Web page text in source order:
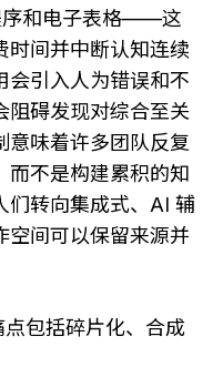
序和电子表格——这
时间并中断认知连续
会引入人为错误和不
阻碍发现对综合至关
意味着许多团队反复
而不是构建累积的知
们转向集成式、AI 辅
空间可以保留来源并
包括碎片化、合成